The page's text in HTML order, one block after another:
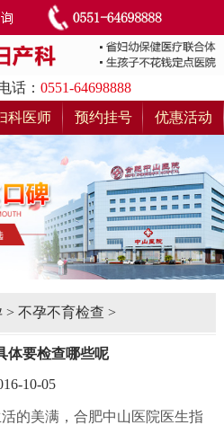
话： 0551-64698888
科医师 预约挂号 优惠活动
> 不孕不育检查 >
体要检查哪些呢
10-05
的美满，合肥中山医院医生指